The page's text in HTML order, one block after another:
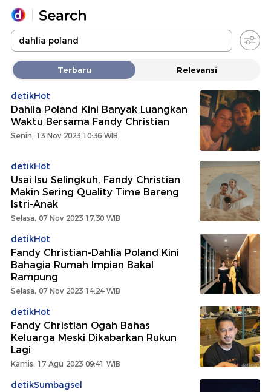
Yang sedang ramai dicari
Loading...
Promoted
Terbaru Relevansi
detikHot
Dahlia Poland Kini Banyak Luangkan
Waktu Bersama Fandy Christian
Senin, 13 Nov 2023 10:36 WIB
detikHot
Usai Isu Selingkuh, Fandy Christian
Makin Sering Quality Time Bareng
Istri-Anak
Selasa, 07 Nov 2023 17:30 WIB
detikHot
Fandy Christian-Dahlia Poland Kini
Bahagia Rumah Impian Bakal
Rampung
Selasa, 07 Nov 2023 14:24 WIB
detikHot
Fandy Christian Ogah Bahas
Keluarga Meski Dikabarkan Rukun
Lagi
Kamis, 17 Agu 2023 09:41 WIB
detikSumbagsel